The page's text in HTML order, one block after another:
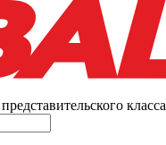
класса